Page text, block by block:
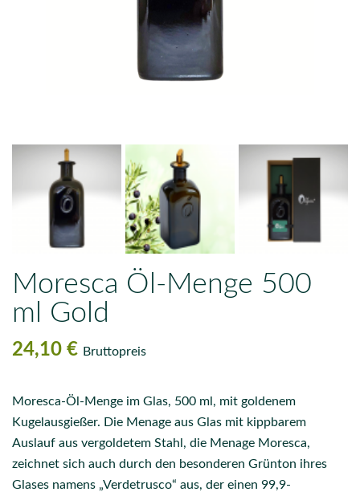
Moresca Öl-Menge 500
ml Gold
24,10 € Bruttopreis
Moresca-Öl-Menge im Glas, 500 ml, mit goldenem
Kugelausgießer. Die Menage aus Glas mit kippbarem
Auslauf aus vergoldetem Stahl, die Menage Moresca,
zeichnet sich auch durch den besonderen Grünton ihres
Glases namens „Verdetrusco“ aus, der einen 99,9-